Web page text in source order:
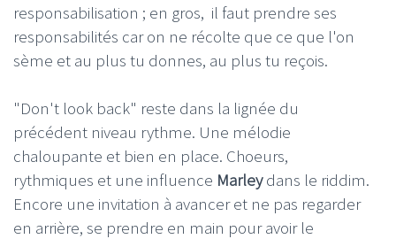
responsabilisation ; en gros, il faut prendre ses
responsabilités car on ne récolte que ce que l'on
sème et au plus tu donnes, au plus tu reçois.
"Don't look back" reste dans la lignée du
précédent niveau rythme. Une mélodie
chaloupante et bien en place. Choeurs,
rythmiques et une influence Marleydans le riddim.
Encore une invitation à avancer et ne pas regarder
en arrière, se prendre en main pour avoir le